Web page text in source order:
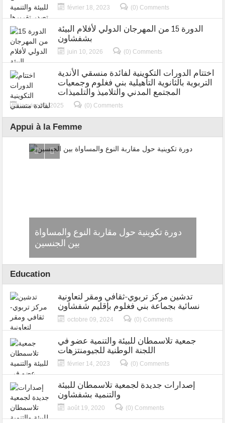
février 18, 2023 (0) Comments
الدورة 15 من المهرجان الدولي لأفلام البيئة
بشفشاون
juin 10, 2026 (0) Comments
اختتام الدورات التكوينية لفائدة منسقي الأندية
التربوية بالثانوية التأهيلية بني فغلوم وجمعيات
المجتمع المدني والتلاميذ والتلميذات
janvier 03, 2025 (0) Comments
Appui à la Femme
دورة تكوينية حول مقاربة النوع والمساواة
بين الجنسين
Education
تدشين مركز تربوي-ثقافي ومقر لتعاونية
نسائية بجماعة بني فغلوم بإقليم شفشاون
octobre 09, 2024 (0) Comments
جمعية تلاسمطان للبيئة والتنمية عضو في
اللجنة الوطنية للجيومنتزهات
février 14, 2023 (0) Comments
إصدارات جديدة لجمعية تلاسمطان للبيئة
والتنمية بشفشاون
août 19, 2020 (0) Comments